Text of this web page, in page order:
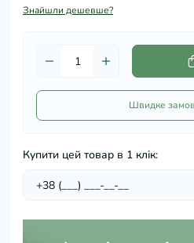
Знайшли дешевше?
Швидке
Купити цей товар в 1 клік: